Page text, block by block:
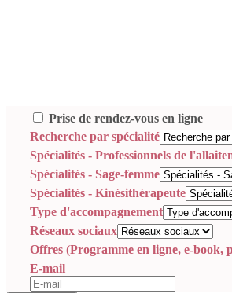
Prise de rendez-vous en ligne
Recherche par spécialité
Spécialités - Professionnels de
Spécialités - Sage-femme
Spécialités - Kinésithérapeute
Type d'accompagnement
Réseaux sociaux
Offres (Programme en ligne, e-book,
E-mail